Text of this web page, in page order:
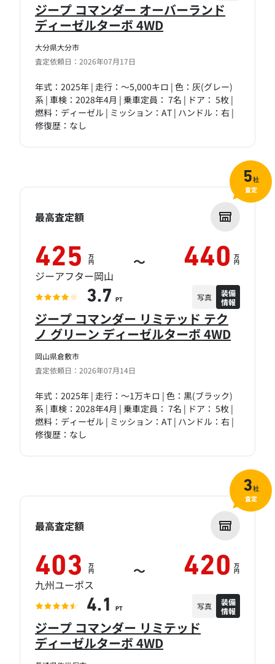
大分県大分市
査定依頼日：2026年07月17日
ジープ コマンダー オーバーランド
ディーゼルターボ 4WD
年式：2025年 | 走行：～5,000キロ | 色：灰(グレー)
系 | 車検：2028年4月 | 乗車定員： 7名 | ドア： 5枚 |
燃料：ディーゼル | ミッション：AT | ハンドル：右 |
修復歴：なし
岡山県倉敷市
査定依頼日：2026年07月14日
ジープ コマンダー リミテッド テク
ノ グリーン ディーゼルターボ 4WD
年式：2025年 | 走行：～1万キロ | 色：黒(ブラック)
系 | 車検：2028年4月 | 乗車定員： 7名 | ドア： 5枚 |
燃料：ディーゼル | ミッション：AT | ハンドル：右 |
修復歴：なし
最高査定額
425 万
円 ～ 440 万
円
ジーアフター岡山
3.7 PT 写真
装備
情報
5社
査定
ジープ コマンダー リミテッド
ディーゼルターボ 4WD
最高査定額
403 万
円 ～ 420 万
円
九州ユーポス
4.1 PT 写真
装備
情報
3社
査定